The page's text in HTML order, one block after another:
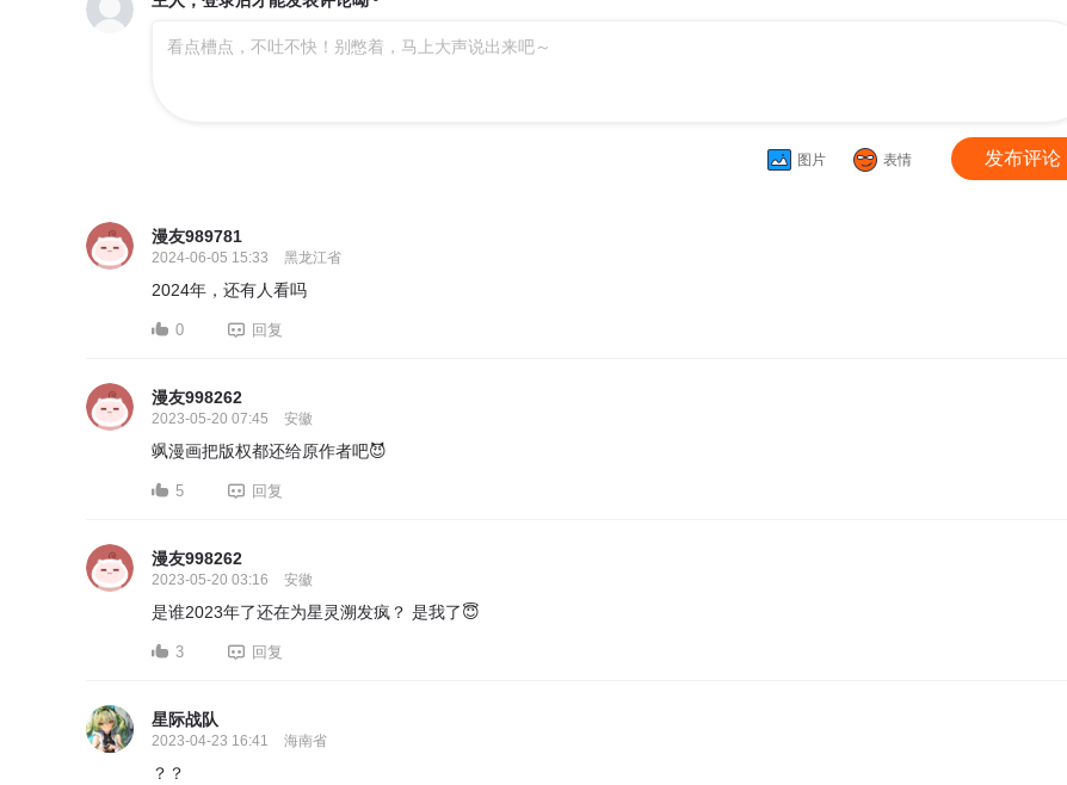
看点槽点，不吐不快！别憋着，马上大声说出来吧～
图片 表情 发布评论
漫友989781
2024-06-05 15:33 黑龙江省
2024年，还有人看吗
0 回复
漫友998262
2023-05-20 07:45 安徽
飒漫画把版权都还给原作者吧😈
5 回复
漫友998262
2023-05-20 03:16 安徽
是谁2023年了还在为星灵溯发疯？ 是我了😇
3 回复
星际战队
2023-04-23 16:41 海南省
？？